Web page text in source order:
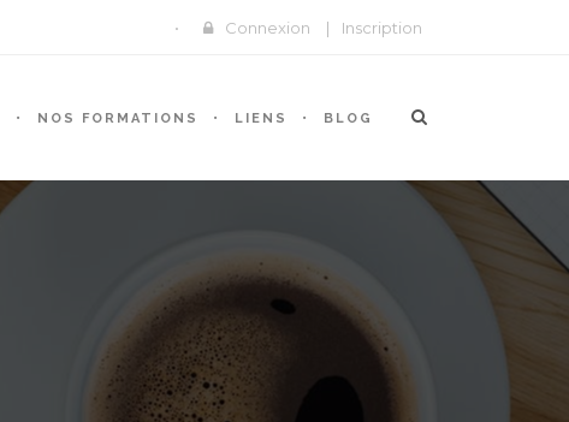
Connexion | Inscription
NOS FORMATIONS LIENS BLOG